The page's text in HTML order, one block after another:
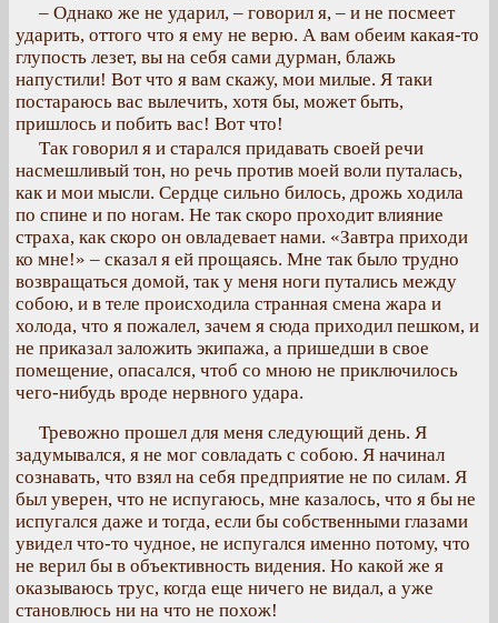
– Однако же не ударил, – говорил я, – и не посмеет
ударить, оттого что я ему не верю. А вам обеим какая-то
глупость лезет, вы на себя сами дурман, блажь
напустили! Вот что я вам скажу, мои милые. Я таки
постараюсь вас вылечить, хотя бы, может быть,
пришлось и побить вас! Вот что!
Так говорил я и старался придавать своей речи
насмешливый тон, но речь против моей воли путалась,
как и мои мысли. Сердце сильно билось, дрожь ходила
по спине и по ногам. Не так скоро проходит влияние
страха, как скоро он овладевает нами. «Завтра приходи
ко мне!» – сказал я ей прощаясь. Мне так было трудно
возвращаться домой, так у меня ноги путались между
собою, и в теле происходила странная смена жара и
холода, что я пожалел, зачем я сюда приходил пешком, и
не приказал заложить экипажа, а пришедши в свое
помещение, опасался, чтоб со мною не приключилось
чего-нибудь вроде нервного удара.
Тревожно прошел для меня следующий день. Я
задумывался, я не мог совладать с собою. Я начинал
сознавать, что взял на себя предприятие не по силам. Я
был уверен, что не испугаюсь, мне казалось, что я бы не
испугался даже и тогда, если бы собственными глазами
увидел что-то чудное, не испугался именно потому, что
не верил бы в объективность видения. Но какой же я
оказываюсь трус, когда еще ничего не видал, а уже
становлюсь ни на что не похож!